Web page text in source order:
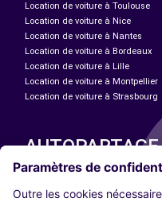
Location de voiture à Toulouse
Location de voiture à Nice
Location de voiture à Nantes
Location de voiture à Bordeaux
Location de voiture à Lille
Location de voiture à Montpellier
Location de voiture à Strasbourg
AUTOPARTAGE
Paris